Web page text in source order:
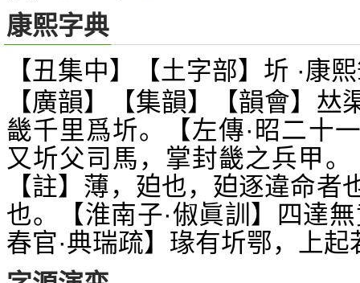
康熙字典
【丑集中】【土字部】圻 ·康
【廣韻】【集韻】【韻會】 𠀤
畿千里爲圻。【左傳·昭二
又圻父司馬，掌封畿之兵甲
【註】薄，廹也，廹逐違命
也。【淮南子·俶眞訓】四達
春官·典瑞疏】瑑有圻鄂，上